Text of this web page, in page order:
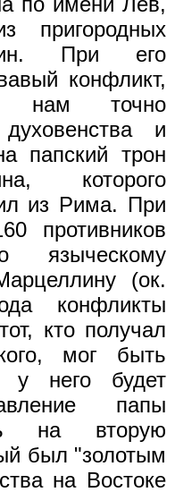
пригородных
При его
конфликт,
нам точно
и
папский трон
которого
из Рима. При
противников
языческому
(ок.
конфликты
кто получал
мог быть
у него будет
папы
на вторую
был "золотым
на Востоке